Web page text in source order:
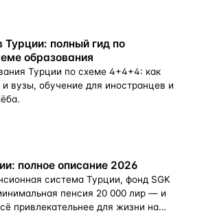
Турции: полный гид по
образования
Турции по схеме 4+4+4: как
вузы, обучение для иностранцев и
полное описание 2026
система Турции, фонд SGK
пенсия 20 000 лир — и
привлекательнее для жизни на